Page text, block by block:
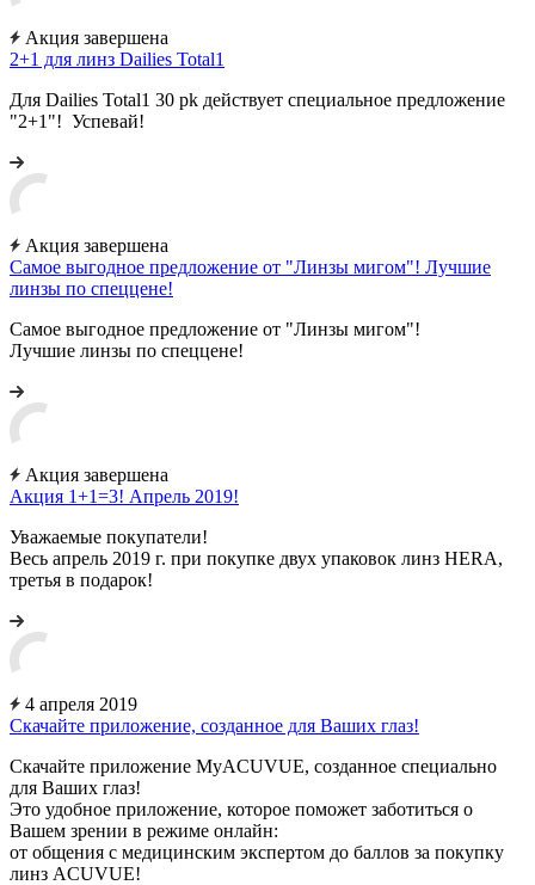
Акция завершена
2+1 для линз Dailies Total1
Для Dailies Total1 30 pk действует специальное предложение
"2+1"! Успевай!
Акция завершена
Самое выгодное предложение от "Линзы мигом"! Лучшие
линзы по спеццене!
Самое выгодное предложение от "Линзы мигом"!
Лучшие линзы по спеццене!
Акция завершена
Акция 1+1=3! Апрель 2019!
Уважаемые покупатели!
Весь апрель 2019 г. при покупке двух упаковок линз HERA,
третья в подарок!
4 апреля 2019
Скачайте приложение, созданное для Ваших глаз!
Скачайте приложение MyACUVUE, созданное специально
для Ваших глаз!
Это удобное приложение, которое поможет заботиться о
Вашем зрении в режиме онлайн:
от общения с медицинским экспертом до баллов за покупку
линз ACUVUE!